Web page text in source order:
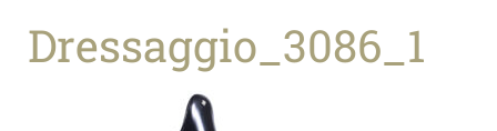
Dressaggio_3086_1